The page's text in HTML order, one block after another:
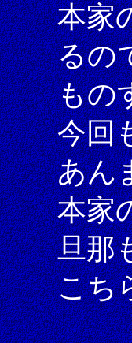
本家
るの
もの
今回
あん
本家
旦那
こち